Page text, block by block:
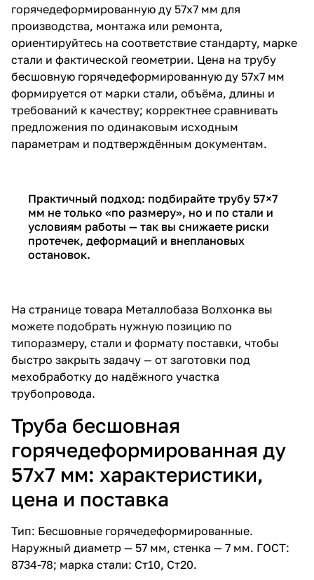
горячедеформированную ду 57х7 мм для
производства, монтажа или ремонта,
ориентируйтесь на соответствие стандарту, марке
стали и фактической геометрии. Цена на трубу
бесшовную горячедеформированную ду 57х7 мм
формируется от марки стали, объёма, длины и
требований к качеству; корректнее сравнивать
предложения по одинаковым исходным
параметрам и подтверждённым документам.
Практичный подход: подбирайте трубу 57×7
мм не только «по размеру», но и по стали и
условиям работы — так вы снижаете риски
протечек, деформаций и внеплановых
остановок.
На странице товара Металлобаза Волхонка вы
можете подобрать нужную позицию по
типоразмеру, стали и формату поставки, чтобы
быстро закрыть задачу — от заготовки под
мехобработку до надёжного участка
трубопровода.
Труба бесшовная
горячедеформированная ду
57х7 мм: характеристики,
цена и поставка
Тип: Бесшовные горячедеформированные.
Наружный диаметр — 57 мм, стенка — 7 мм. ГОСТ:
8734-78; марка стали: Ст10, Ст20.